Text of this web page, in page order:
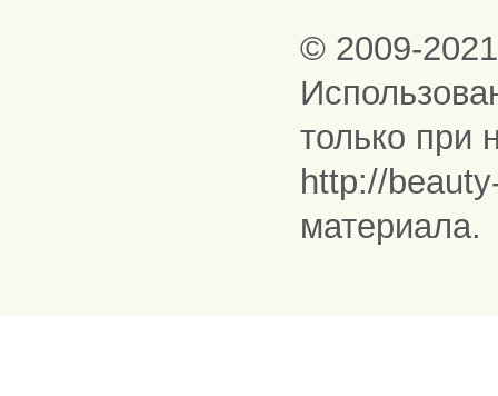
© 2009-
только при
http://
материала.